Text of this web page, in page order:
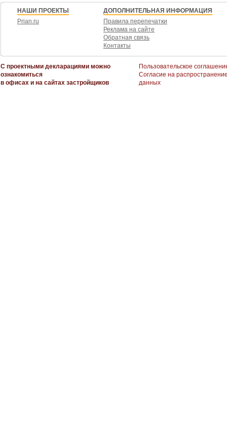
НАШИ ПРОЕКТЫ
Prian.ru
ДОПОЛНИТЕЛЬНАЯ ИНФОРМАЦИЯ
Правила перепечатки
Реклама на сайте
Обратная связь
Контакты
С проектными декларациями можно
ознакомиться
в офисах и на сайтах застройщиков
Пользовательское
Согласие на
данных